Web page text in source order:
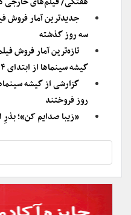
سه روز گذشته
گیشه سینماها از ابتدای ۱۴۰۴
روز فروختند
«زیبا صدایم کن»؛ بذرِ